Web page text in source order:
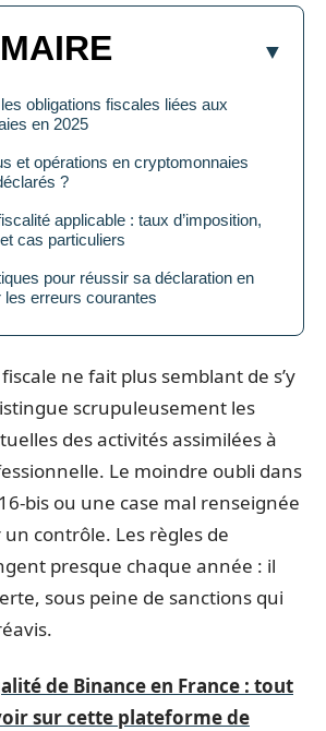
obligations fiscales liées aux
en 2025
et opérations en cryptomonnaies
?
applicable : taux d’imposition,
cas particuliers
pour réussir sa déclaration en
les erreurs courantes
ne fait plus semblant de s’y
scrupuleusement les
des activités assimilées à
Le moindre oubli dans
bis ou une case mal renseignée
contrôle. Les règles de
presque chaque année : il
sous peine de sanctions qui
de Binance en France : tout
sur cette plateforme de